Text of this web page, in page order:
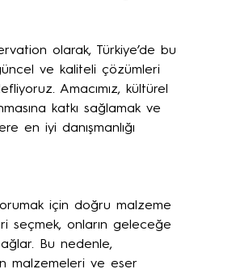
olarak, Türkiye’de bu
ve kaliteli çözümleri
Amacımız, kültürel
katkı sağlamak ve
en iyi danışmanlığı
için doğru malzeme
seçmek, onların geleceğe
sağlar. Bu nedenle,
malzemeleri ve eser